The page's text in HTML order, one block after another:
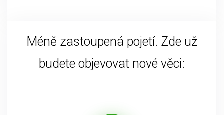
Méně zastoupená pojetí. Zde už
budete objevovat nové věci: